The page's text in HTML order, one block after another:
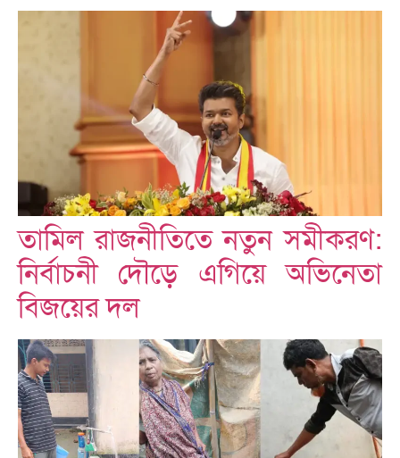
তামিল রাজনীতিতে নতুন সমীকরণ:
নির্বাচনী দৌড়ে এগিয়ে অভিনেতা
বিজয়ের দল